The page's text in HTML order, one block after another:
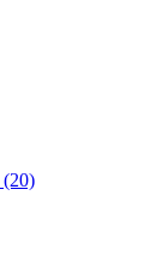
(20)